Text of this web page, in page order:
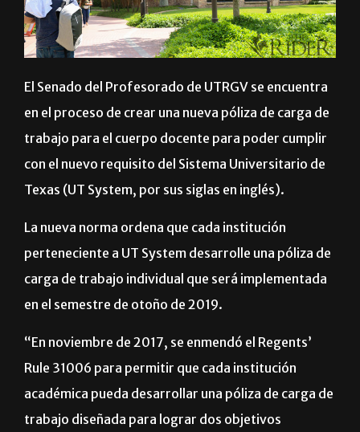
El Senado del Profesorado de UTRGV se encuentra
en el proceso de crear una nueva póliza de carga de
trabajo para el cuerpo docente para poder cumplir
con el nuevo requisito del Sistema Universitario de
Texas (UT System, por sus siglas en inglés).
La nueva norma ordena que cada institución
perteneciente a UT System desarrolle una póliza de
en el semestre de otoño de 2019.
“En noviembre de 2017, se enmendó el Regents’
Rule 31006 para permitir que cada institución